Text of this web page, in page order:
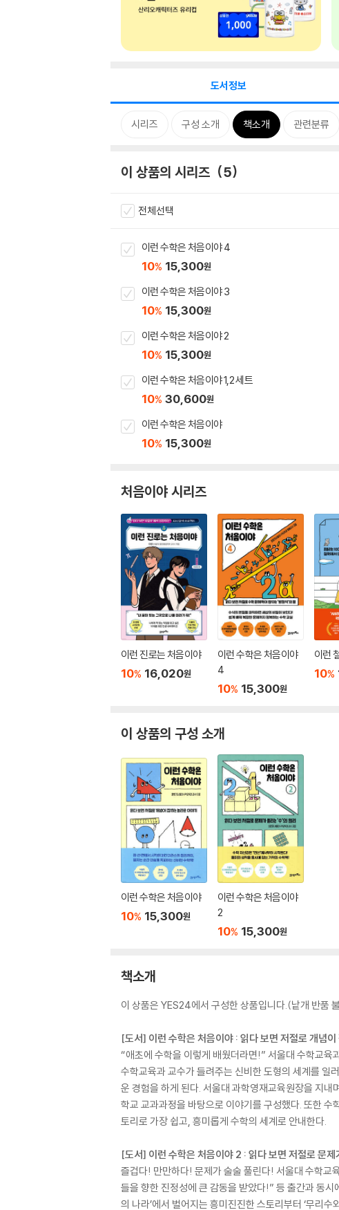
도서정보
시리즈 구성 소개 책소개 관련분류
이 상품의 시리즈 5
전체선택
이런 수학은 처음이야 4
10% 15,300원
이런 수학은 처음이야 3
10% 15,300원
이런 수학은 처음이야 2
10% 15,300원
이런 수학은 처음이야 1,2 세트
10% 30,600원
이런 수학은 처음이야
10% 15,300원
처음이야 시리즈
이런 진로는 처음이야
10% 16,020원
이런 수학은 처음이야
4
10% 15,300원
이런
10%
이 상품의 구성 소개
이런 수학은 처음이야
10% 15,300원
이런 수학은 처음이야
2
10% 15,300원
책소개
이 상품은 YES24에서 구성한 상품입니다.(낱개 반품
[도서] 이런 수학은 처음이야 : 읽다 보면 저절로 개념
“애초에 수학을 이렇게 배웠더라면!” 서울대 수학교육
수학교육과 교수가 들려주는 신비한 도형의 세계를 일
운 경험을 하게 된다. 서울대 과학영재교육원장을 지
학교 교과과정을 바탕으로 이야기를 구성했다. 또한 수
토리로 가장 쉽고, 흥미롭게 수학의 세계로 안내한다.
[도서] 이런 수학은 처음이야 2 : 읽다 보면 저절로 문제
즐겁다! 만만하다! 문제가 술술 풀린다! 서울대 수학교
들을 향한 진정성에 큰 감동을 받았다!” 등 출간과 동시
의 나라’에서 벌어지는 흥미진진한 스토리부터 ‘무리